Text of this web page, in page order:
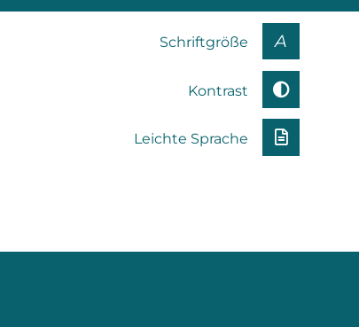
Schriftgröße A
Kontrast
Leichte Sprache